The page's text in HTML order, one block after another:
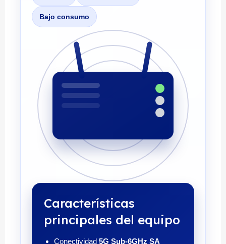
Bajo consumo
Características
principales del equipo
Conectividad 5G Sub-6GHz SA